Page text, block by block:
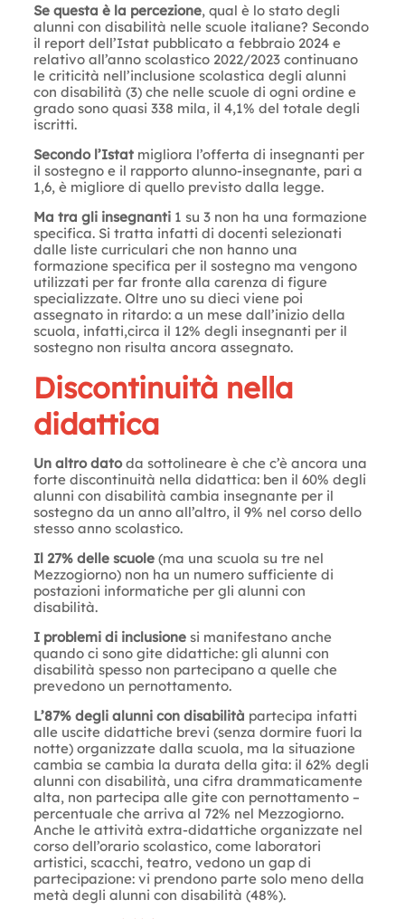
Se questa è la percezione, qual è lo stato degli
alunni con disabilità nelle scuole italiane? Secondo
il report dell’Istat pubblicato a febbraio 2024 e
relativo all’anno scolastico 2022/2023 continuano
le criticità nell’inclusione scolastica degli alunni
con disabilità (3) che nelle scuole di ogni ordine e
grado sono quasi 338 mila, il 4,1% del totale degli
iscritti.
Secondo l’Istatmigliora l’offerta di insegnanti per
il sostegno e il rapporto alunno-insegnante, pari a
1,6, è migliore di quello previsto dalla legge.
Ma tra gli insegnanti1 su 3 non ha una formazione
specifica. Si tratta infatti di docenti selezionati
dalle liste curriculari che non hanno una
formazione specifica per il sostegno ma vengono
utilizzati per far fronte alla carenza di figure
specializzate. Oltre uno su dieci viene poi
assegnato in ritardo: a un mese dall’inizio della
scuola, infatti,circa il 12% degli insegnanti per il
sostegno non risulta ancora assegnato.
Discontinuità nella
didattica
Un altro datoda sottolineare è che c’è ancora una
forte discontinuità nella didattica: ben il 60% degli
alunni con disabilità cambia insegnante per il
sostegno da un anno all’altro, il 9% nel corso dello
stesso anno scolastico.
Il 27% delle scuole(ma una scuola su tre nel
Mezzogiorno) non ha un numero sufficiente di
postazioni informatiche per gli alunni con
disabilità.
I problemi di inclusionesi manifestano anche
quando ci sono gite didattiche: gli alunni con
disabilità spesso non partecipano a quelle che
prevedono un pernottamento.
L’87% degli alunni con disabilità partecipa infatti
alle uscite didattiche brevi (senza dormire fuori la
notte) organizzate dalla scuola, ma la situazione
cambia se cambia la durata della gita: il 62% degli
alunni con disabilità, una cifra drammaticamente
alta, non partecipa alle gite con pernottamento –
percentuale che arriva al 72% nel Mezzogiorno.
Anche le attività extra-didattiche organizzate nel
corso dell’orario scolastico, come laboratori
artistici, scacchi, teatro, vedono un gap di
partecipazione: vi prendono parte solo meno della
metà degli alunni con disabilità (48%).